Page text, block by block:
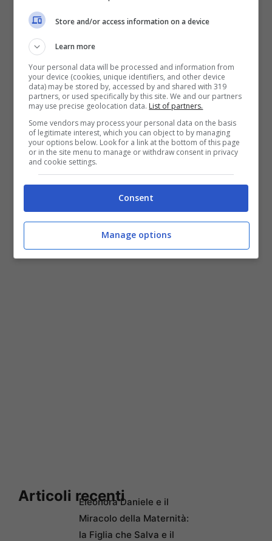
rispetto a tre mesi fa e questo mi fa un
enorme piacere. Vedere Pato allenarsi e
giocare è differente rispetto a qualche
mese fa”. A quanto pare il giocatore ha
capito quanto sia importante
l’abnegazione negli allenamenti.
Articoli recentiEleonora Daniele e il
Miracolo della Maternità:
la Figlia che Salva e il
Store and/or access information on a device
Learn more
Your personal data will be processed and information from
your device (cookies, unique identifiers, and other device
data) may be stored by, accessed by and shared with 319
partners, or used specifically by this site. We and our partners
may use precise geolocation data. List of partners.
Some vendors may process your personal data on the basis
of legitimate interest, which you can object to by managing
your options below. Look for a link at the bottom of this page
or in the site menu to manage or withdraw consent in privacy
and cookie settings.
Consent
Manage options